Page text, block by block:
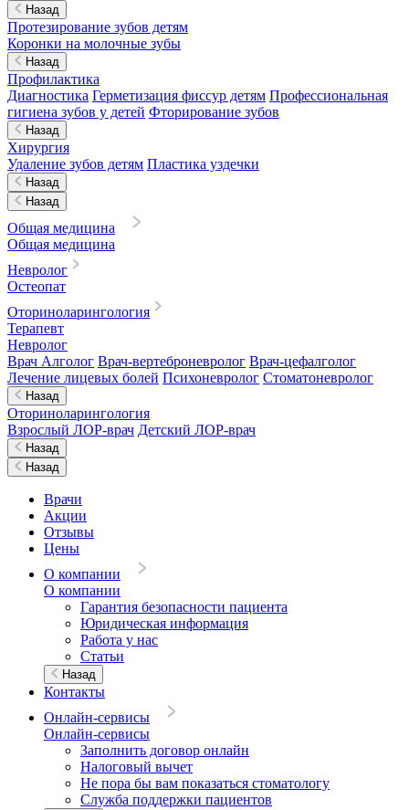
Назад
Протезирование зубов детям
Коронки на молочные зубы
Назад
Профилактика
Диагностика Герметизация фиссур детям Профессиональная
гигиена зубов у детей Фторирование зубов
Назад
Хирургия
Удаление зубов детям Пластика уздечки
Назад
Назад
Общая медицина
Общая медицина
Невролог
Остеопат
Оториноларингология
Терапевт
Невролог
Врач Алголог Врач-вертеброневролог Врач-цефалголог
Лечение лицевых болей Психоневролог Стоматоневролог
Назад
Оториноларингология
Взрослый ЛОР-врач Детский ЛОР-врач
Назад
Назад
Врачи
Акции
Отзывы
Цены
О компании
О компании
Гарантия безопасности пациента
Юридическая информация
Работа у нас
Статьи
Назад
Контакты
Онлайн-сервисы
Онлайн-сервисы
Заполнить договор онлайн
Налоговый вычет
Не пора бы вам показаться стоматологу
Служба поддержки пациентов